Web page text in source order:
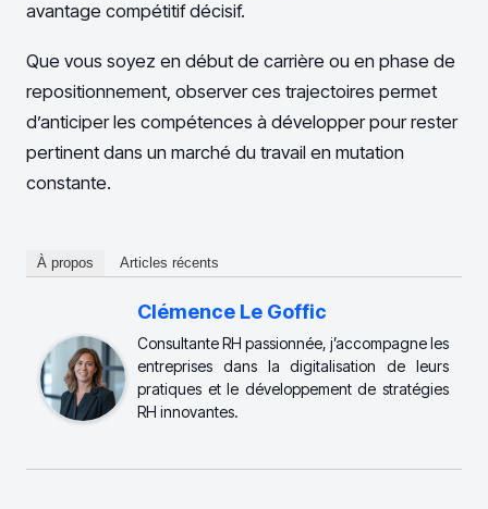
avantage compétitif décisif.
Que vous soyez en début de carrière ou en phase de
repositionnement, observer ces trajectoires permet
d’anticiper les compétences à développer pour rester
pertinent dans un marché du travail en mutation
constante.
À propos Articles récents
Clémence Le Goffic
Consultante RH passionnée, j’accompagne les
entreprises dans la digitalisation de leurs
pratiques et le développement de stratégies
RH innovantes.